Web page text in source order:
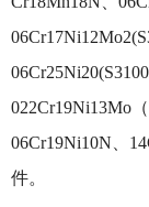
022Cr19Ni13Mo
06Cr19Ni10N、
件。